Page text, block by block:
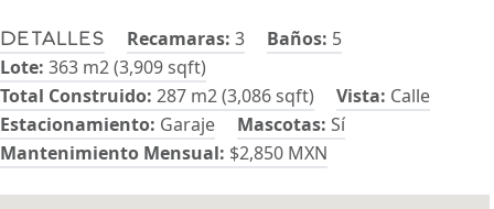
Detalles Recamaras: 3 Baños: 5
Lote: 363 m2 (3,909 sqft)
Total Construido: 287 m2 (3,086 sqft) Vista: Calle
Estacionamiento: Garaje Mascotas: Sí
Mantenimiento Mensual: $2,850 MXN